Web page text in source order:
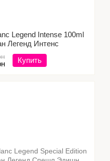
Legend Intense 100ml
Легенд Интенс
Купить